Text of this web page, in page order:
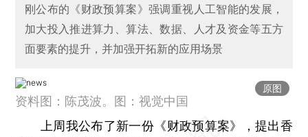
局主席、西九文化区管理局董事局成员、策略发展委员会非
官方委员和香港中文大学校董会成员。
刚公布的《财政预算案》强调重视人工智能的发展，
加大投入推进算力、算法、数据、人才及资金等五方
面要素的提升，并加强开拓新的应用场景
原图
资料图：陈茂波。图：视觉中国
上周我公布了新一份《财政预算案》，提出香